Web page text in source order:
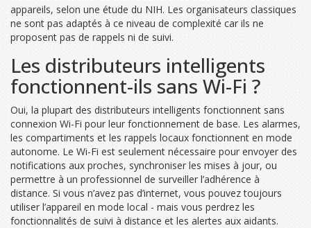
appareils, selon une étude du NIH. Les organisateurs classiques
ne sont pas adaptés à ce niveau de complexité car ils ne
proposent pas de rappels ni de suivi.
Les distributeurs intelligents
fonctionnent-ils sans Wi-Fi ?
Oui, la plupart des distributeurs intelligents fonctionnent sans
connexion Wi-Fi pour leur fonctionnement de base. Les alarmes,
les compartiments et les rappels locaux fonctionnent en mode
autonome. Le Wi-Fi est seulement nécessaire pour envoyer des
notifications aux proches, synchroniser les mises à jour, ou
permettre à un professionnel de surveiller l’adhérence à
distance. Si vous n’avez pas d’internet, vous pouvez toujours
utiliser l’appareil en mode local - mais vous perdrez les
fonctionnalités de suivi à distance et les alertes aux aidants.